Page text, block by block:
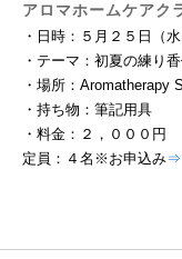
アロマホームケアク
・日時：５月２５日（
・テーマ：初夏の練り香
・場所：Aromatherapy
・持ち物：筆記用具
・料金：２，０００円
定員：４名※お申込み⇒